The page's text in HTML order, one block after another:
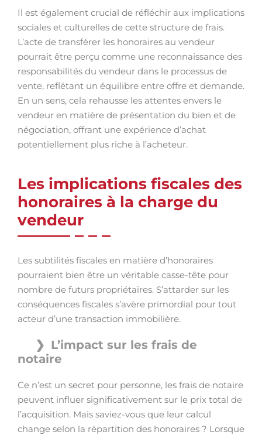
Il est également crucial de réfléchir aux implications
sociales et culturelles de cette structure de frais.
L’acte de transférer les honoraires au vendeur
pourrait être perçu comme une reconnaissance des
responsabilités du vendeur dans le processus de
vente, reflétant un équilibre entre offre et demande.
En un sens, cela rehausse les attentes envers le
vendeur en matière de présentation du bien et de
négociation, offrant une expérience d’achat
potentiellement plus riche à l’acheteur.
Les implications fiscales des
honoraires à la charge du
vendeur
Les subtilités fiscales en matière d’honoraires
pourraient bien être un véritable casse-tête pour
nombre de futurs propriétaires. S’attarder sur les
conséquences fiscales s’avère primordial pour tout
acteur d’une transaction immobilière.
L’impact sur les frais de
notaire
Ce n’est un secret pour personne, les frais de notaire
peuvent influer significativement sur le prix total de
l’acquisition. Mais saviez-vous que leur calcul
change selon la répartition des honoraires ? Lorsque